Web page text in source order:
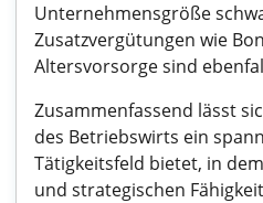
Unternehmensgröße
Zusatzvergütungen wie
Altersvorsorge sind
Zusammenfassend lässt
des Betriebswirts ein
Tätigkeitsfeld bietet, in
und strategischen